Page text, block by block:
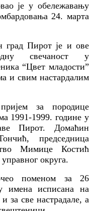
је у обележавању
24. марта
Пирот је и ове
свечаност у
“Цвет младости”
и свим настардалим
за породице
1991-1999. године у
Пирот. Домаћин
председница
Мимице Костић
округа.
поменом за 26
имена исписана на
за све настрадале, а